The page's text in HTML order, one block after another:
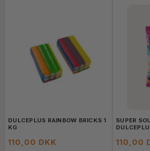
DULCEPLUS RAINBOW BRICKS 1
KG
110,00 DKK
SUPER
110,00